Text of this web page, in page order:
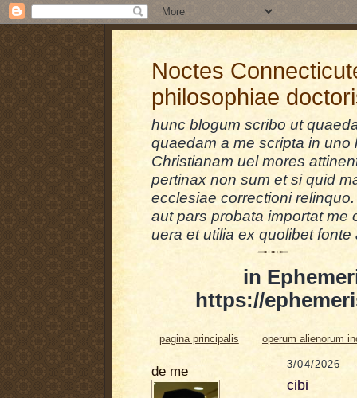
Noctes
philosophiae
hunc blogum scribo ut
quaedam a me scripta in
Christianam uel mores
pertinax non sum et si quid
ecclesiae correctioni
aut pars probata importat me
uera et utilia ex quolibet fonte
in
https://
pagina principalis operum alienorum
de me 3/04/2026
cibi